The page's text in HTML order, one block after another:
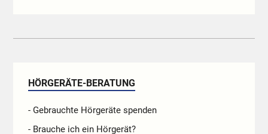
HÖRGERÄTE-BERATUNG
- Gebrauchte Hörgeräte spenden
- Brauche ich ein Hörgerät?